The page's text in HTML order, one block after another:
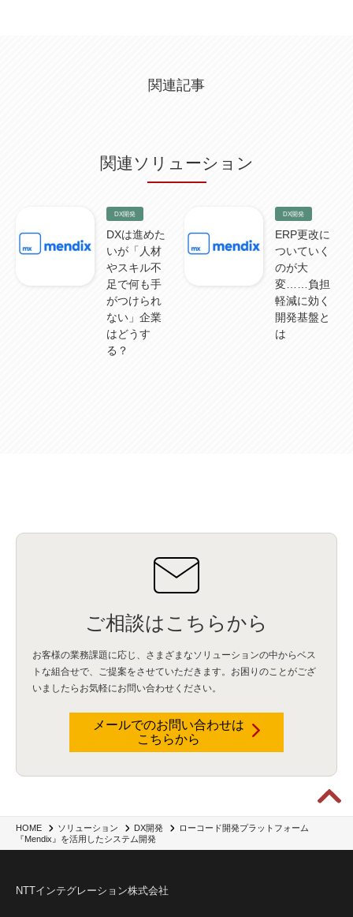
HOME ソリューション DX開発
ローコード開発プラットフォーム
『Mendix』を活用したシステム開発
関連記事
関連ソリューション
DX開発
DXは進めた
いが「人材
やスキル不
足で何も手
がつけられ
ない」企業
はどうす
る？
DX開発
ERP更改に
ついていく
のが大
変……負担
軽減に効く
開発基盤と
は
ご相談はこちらから
お客様の業務課題に応じ、さまざまなソリューションの中からベス
トな組合せで、 ご提案をさせていただきます。お困りのことがござ
いましたらお気軽にお問い合わせください。
メールでのお問い合わせは
こちらから
NTTインテグレーション株式会社